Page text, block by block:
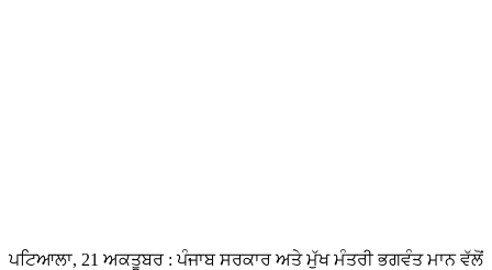
ਪਟਿਆਲਾ, 21 ਅਕਤੂਬਰ : ਪੰਜਾਬ ਸਰਕਾਰ ਅਤੇ ਮੁੱਖ ਮੰਤਰੀ ਭਗਵੰਤ ਮਾਨ ਵੱਲੋਂ